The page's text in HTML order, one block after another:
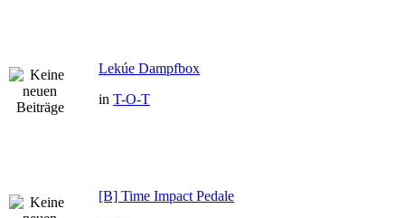
Lekúe Dampfbox
in T-O-T
[B] Time Impact Pedale